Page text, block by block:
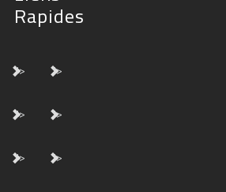
Rapides
"> ">
"> ">
"> ">